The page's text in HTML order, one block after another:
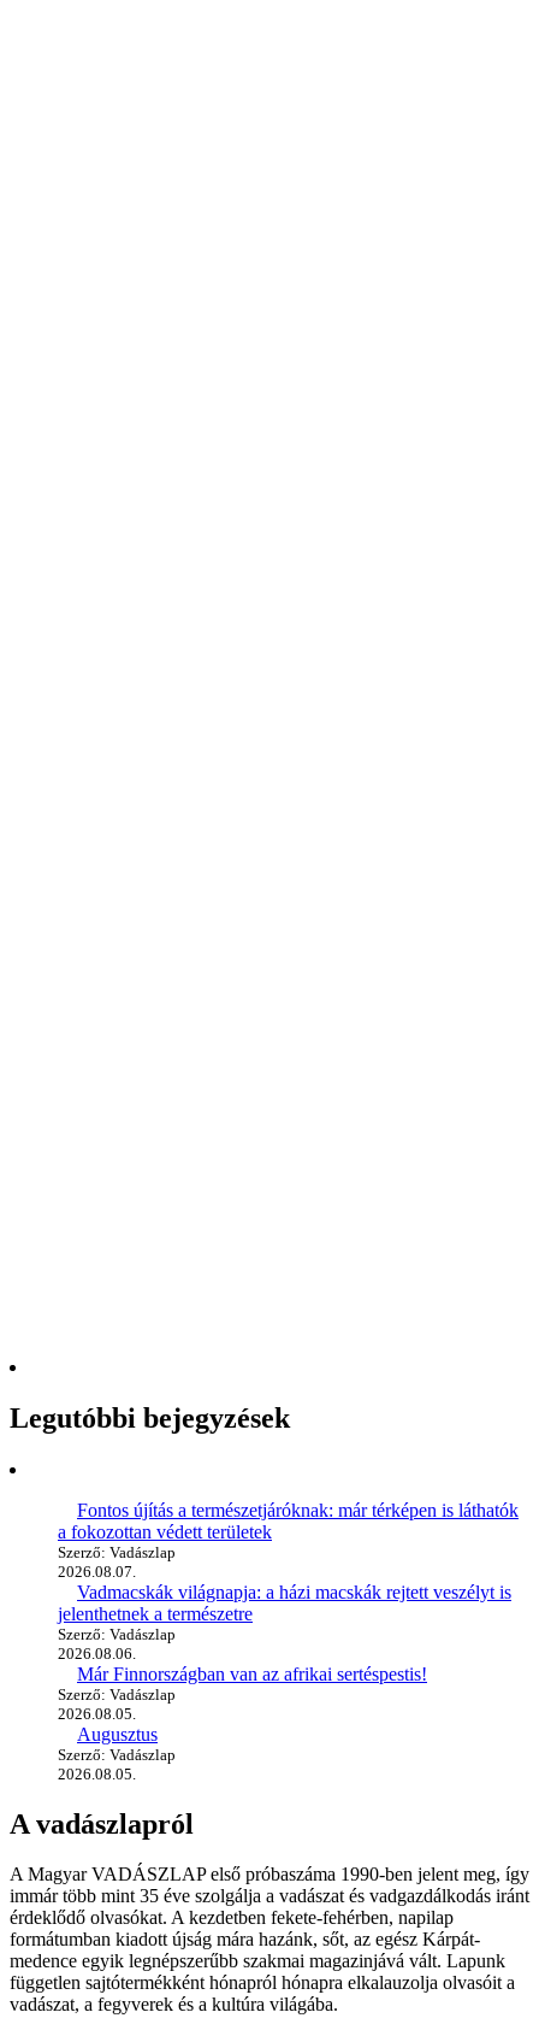
Legutóbbi bejegyzések
Fontos újítás a természetjáróknak: már térképen is láthatók
a fokozottan védett területek
Szerző: Vadászlap
2026.08.07.
Vadmacskák világnapja: a házi macskák rejtett veszélyt is
jelenthetnek a természetre
Szerző: Vadászlap
2026.08.06.
Már Finnországban van az afrikai sertéspestis!
Szerző: Vadászlap
2026.08.05.
Augusztus
Szerző: Vadászlap
2026.08.05.
A vadászlapról
A Magyar VADÁSZLAP első próbaszáma 1990-ben jelent meg, így
immár több mint 35 éve szolgálja a vadászat és vadgazdálkodás iránt
érdeklődő olvasókat. A kezdetben fekete-fehérben, napilap
formátumban kiadott újság mára hazánk, sőt, az egész Kárpát-
medence egyik legnépszerűbb szakmai magazinjává vált. Lapunk
független sajtótermékként hónapról hónapra elkalauzolja olvasóit a
vadászat, a fegyverek és a kultúra világába.